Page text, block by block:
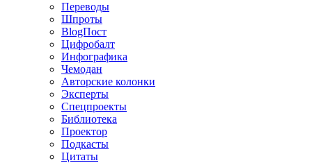
Переводы
Шпроты
BlogПост
Цифробалт
Инфографика
Чемодан
Авторские колонки
Эксперты
Спецпроекты
Библиотека
Проектор
Подкасты
Цитаты